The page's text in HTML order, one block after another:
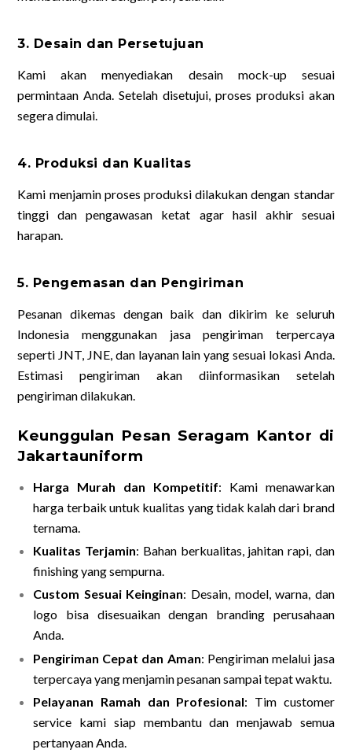
3. Desain dan Persetujuan
Kami akan menyediakan desain mock-up sesuai
permintaan Anda. Setelah disetujui, proses produksi akan
segera dimulai.
4. Produksi dan Kualitas
Kami menjamin proses produksi dilakukan dengan standar
tinggi dan pengawasan ketat agar hasil akhir sesuai
harapan.
5. Pengemasan dan Pengiriman
Pesanan dikemas dengan baik dan dikirim ke seluruh
Indonesia menggunakan jasa pengiriman terpercaya
seperti JNT, JNE, dan layanan lain yang sesuai lokasi Anda.
Estimasi pengiriman akan diinformasikan setelah
pengiriman dilakukan.
Keunggulan Pesan Seragam Kantor di
Jakartauniform
Harga Murah dan Kompetitif: Kami menawarkan
harga terbaik untuk kualitas yang tidak kalah dari brand
ternama.
Kualitas Terjamin: Bahan berkualitas, jahitan rapi, dan
finishing yang sempurna.
Custom Sesuai Keinginan: Desain, model, warna, dan
logo bisa disesuaikan dengan branding perusahaan
Anda.
Pengiriman Cepat dan Aman: Pengiriman melalui jasa
terpercaya yang menjamin pesanan sampai tepat waktu.
Pelayanan Ramah dan Profesional: Tim customer
service kami siap membantu dan menjawab semua
pertanyaan Anda.